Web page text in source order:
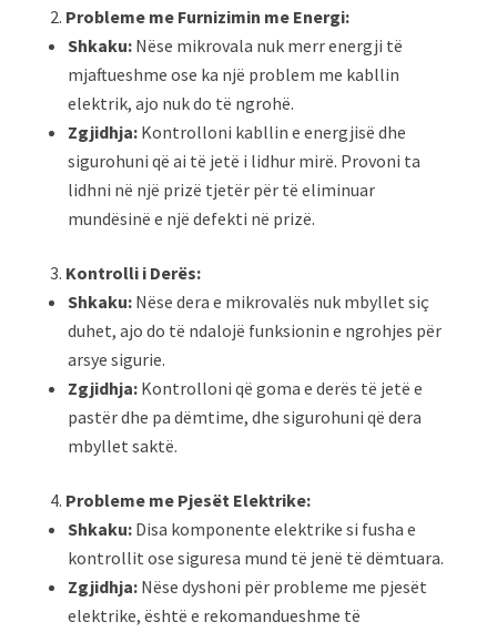
Probleme me Furnizimin me Energi:
Shkaku:Nëse mikrovala nuk merr energji të
mjaftueshme ose ka një problem me kabllin
elektrik, ajo nuk do të ngrohë.
Zgjidhja:Kontrolloni kabllin e energjisë dhe
sigurohuni që ai të jetë i lidhur mirë. Provoni ta
lidhni në një prizë tjetër për të eliminuar
mundësinë e një defekti në prizë.
Kontrolli i Derës:
Shkaku:Nëse dera e mikrovalës nuk mbyllet siç
duhet, ajo do të ndalojë funksionin e ngrohjes për
arsye sigurie.
Zgjidhja:Kontrolloni që goma e derës të jetë e
pastër dhe pa dëmtime, dhe sigurohuni që dera
mbyllet saktë.
Probleme me Pjesët Elektrike:
Shkaku:Disa komponente elektrike si fusha e
kontrollit ose siguresa mund të jenë të dëmtuara.
Zgjidhja:Nëse dyshoni për probleme me pjesët
elektrike, është e rekomandueshme të